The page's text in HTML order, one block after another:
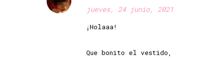
jueves, 24 junio, 2021
¡Holaaa!
Que bonito el vestido,